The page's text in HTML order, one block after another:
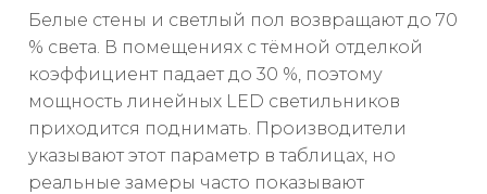
Белые стены и светлый пол возвращают до 70
% света. В помещениях с тёмной отделкой
коэффициент падает до 30 %, поэтому
мощность линейных LED светильников
приходится поднимать. Производители
указывают этот параметр в таблицах, но
реальные замеры часто показывают